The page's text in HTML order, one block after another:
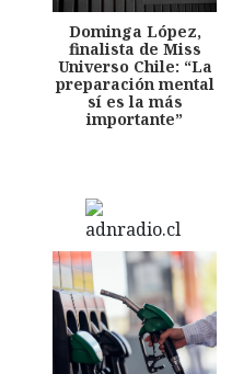
Dominga López,
finalista de Miss
Universo Chile: “La
preparación mental
sí es la más
importante”